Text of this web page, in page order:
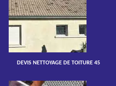
DEVIS NETTOYAGE DE TOITURE 45